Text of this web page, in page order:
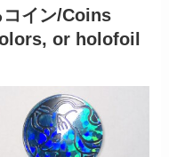
コイン/Coins
or holofoil